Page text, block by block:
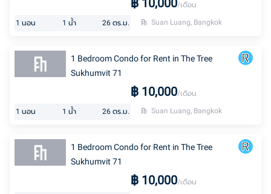
฿ 10,000/เดือน
1 นอน 1 น้ำ 26 ตร.ม. Suan Luang, Bangkok
1 Bedroom Condo for Rent in The Tree
Sukhumvit 71
฿ 10,000/เดือน
1 นอน 1 น้ำ 26 ตร.ม. Suan Luang, Bangkok
1 Bedroom Condo for Rent in The Tree
Sukhumvit 71
฿ 10,000/เดือน